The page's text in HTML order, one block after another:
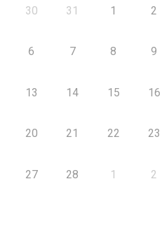
30 31 1 2
6 7 8 9
13 14 15 16
20 21 22 23
27 28 1 2